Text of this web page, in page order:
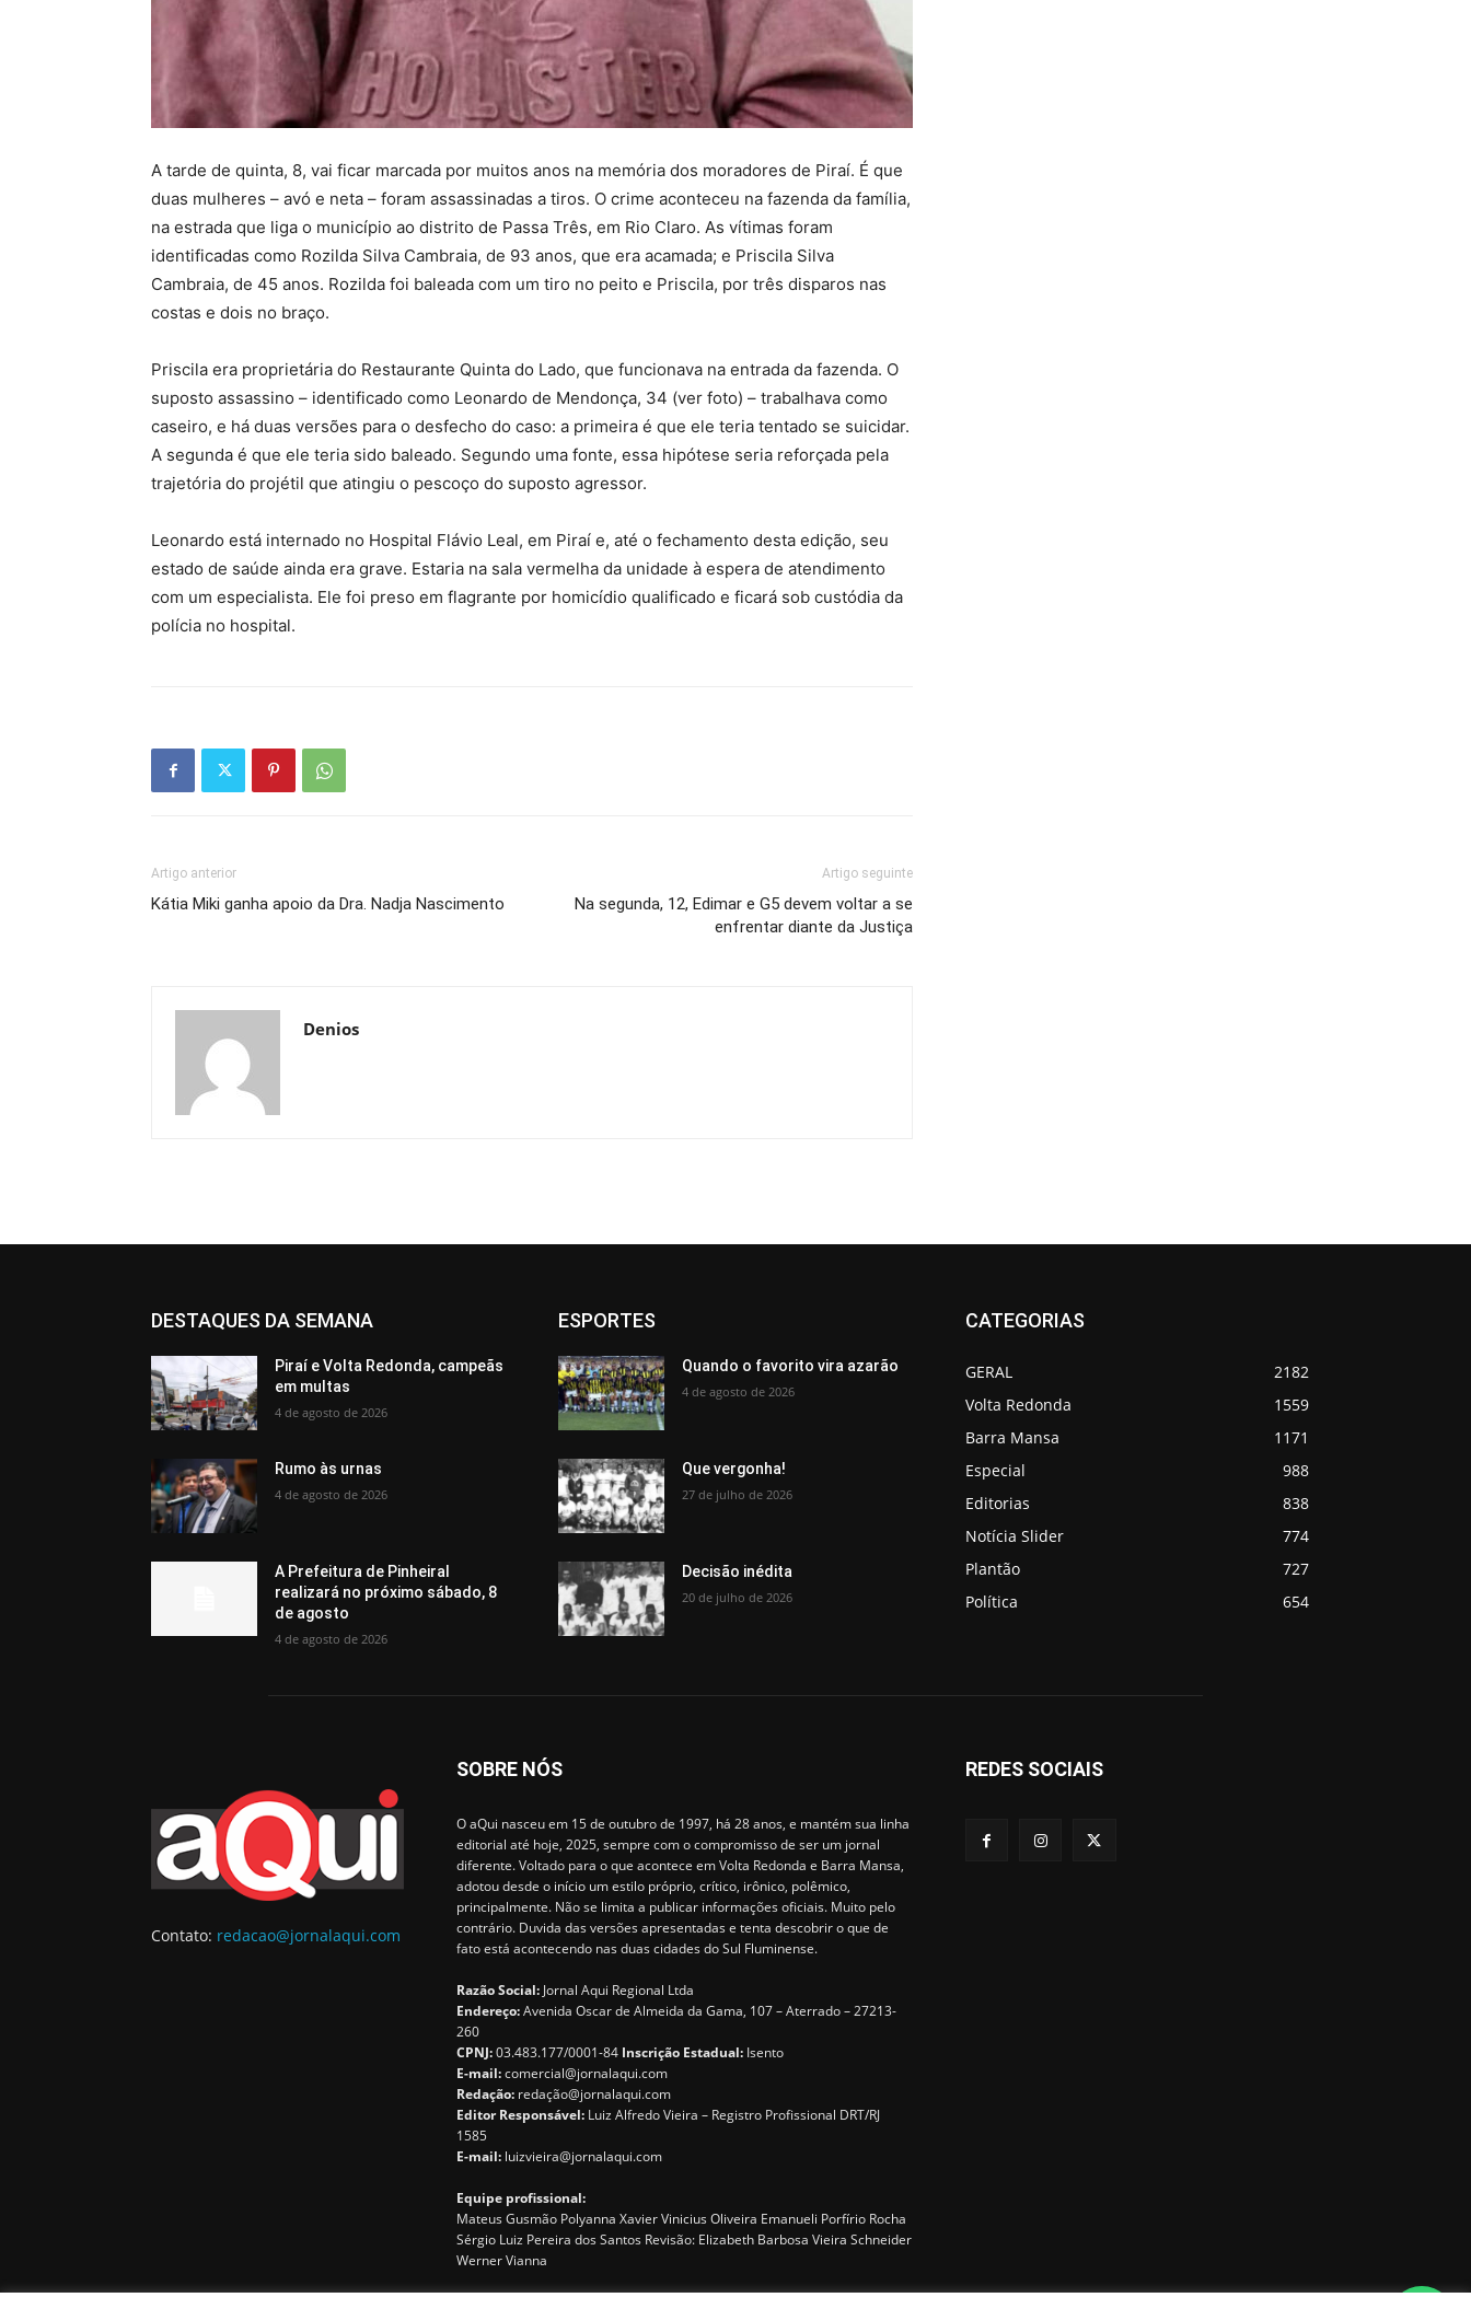
A tarde de quinta, 8, vai ficar marcada por muitos anos na memória dos moradores de Piraí. É que
duas mulheres – avó e neta – foram assassinadas a tiros. O crime aconteceu na fazenda da família,
na estrada que liga o município ao distrito de Passa Três, em Rio Claro. As vítimas foram
identificadas como Rozilda Silva Cambraia, de 93 anos, que era acamada; e Priscila Silva
Cambraia, de 45 anos. Rozilda foi baleada com um tiro no peito e Priscila, por três disparos nas
costas e dois no braço.
Priscila era proprietária do Restaurante Quinta do Lado, que funcionava na entrada da fazenda. O
suposto assassino – identificado como Leonardo de Mendonça, 34 (ver foto) – trabalhava como
caseiro, e há duas versões para o desfecho do caso: a primeira é que ele teria tentado se suicidar.
A segunda é que ele teria sido baleado. Segundo uma fonte, essa hipótese seria reforçada pela
trajetória do projétil que atingiu o pescoço do suposto agressor.
Leonardo está internado no Hospital Flávio Leal, em Piraí e, até o fechamento desta edição, seu
estado de saúde ainda era grave. Estaria na sala vermelha da unidade à espera de atendimento
com um especialista. Ele foi preso em flagrante por homicídio qualificado e ficará sob custódia da
polícia no hospital.
Artigo anterior
Kátia Miki ganha apoio da Dra. Nadja Nascimento
Artigo seguinte
Na segunda, 12, Edimar e G5 devem voltar a se
enfrentar diante da Justiça
Denios
DESTAQUES DA SEMANA
Piraí e Volta Redonda, campeãs
em multas
4 de agosto de 2026
Rumo às urnas
4 de agosto de 2026
A Prefeitura de Pinheiral
realizará no próximo sábado, 8
de agosto
4 de agosto de 2026
ESPORTES
Quando o favorito vira azarão
4 de agosto de 2026
Que vergonha!
27 de julho de 2026
Decisão inédita
20 de julho de 2026
CATEGORIAS
GERAL
2182
Volta Redonda
1559
Barra Mansa
1171
Especial
988
Editorias
838
Notícia Slider
774
Plantão
727
Política
654
Contato: redacao@jornalaqui.com
SOBRE NÓS
O aQui nasceu em 15 de outubro de 1997, há 28 anos, e mantém sua linha
editorial até hoje, 2025, sempre com o compromisso de ser um jornal
diferente. Voltado para o que acontece em Volta Redonda e Barra Mansa,
adotou desde o início um estilo próprio, crítico, irônico, polêmico,
principalmente. Não se limita a publicar informações oficiais. Muito pelo
contrário. Duvida das versões apresentadas e tenta descobrir o que de
fato está acontecendo nas duas cidades do Sul Fluminense.
Razão Social: Jornal Aqui Regional Ltda
Endereço:Avenida Oscar de Almeida da Gama, 107 – Aterrado – 27213-
260
CPNJ:03.483.177/0001-84 Inscrição Estadual: Isento
E-mail:comercial@jornalaqui.com
Redação: redação@jornalaqui.com
Editor Responsável: Luiz Alfredo Vieira – Registro Profissional DRT/RJ
1585
E-mail: luizvieira@jornalaqui.com
Equipe profissional:
Mateus Gusmão Polyanna Xavier Vinicius Oliveira Emanueli Porfírio Rocha
Sérgio Luiz Pereira dos Santos Revisão: Elizabeth Barbosa Vieira Schneider
Werner Vianna
REDES SOCIAIS